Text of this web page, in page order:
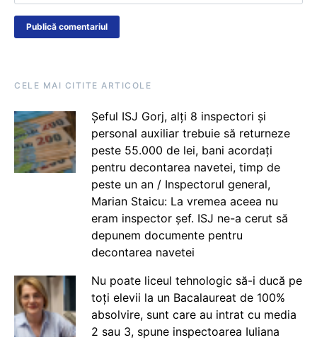
CELE MAI CITITE ARTICOLE
Șeful ISJ Gorj, alți 8 inspectori și
personal auxiliar trebuie să returneze
peste 55.000 de lei, bani acordați
pentru decontarea navetei, timp de
peste un an / Inspectorul general,
Marian Staicu: La vremea aceea nu
eram inspector șef. ISJ ne-a cerut să
depunem documente pentru
decontarea navetei
Nu poate liceul tehnologic să-i ducă pe
toți elevii la un Bacalaureat de 100%
absolvire, sunt care au intrat cu media
2 sau 3, spune inspectoarea Iuliana